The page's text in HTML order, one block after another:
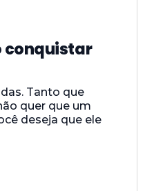
conquistar
Tanto que
quer que um
deseja que ele